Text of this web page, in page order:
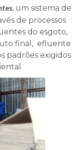
, um sistema de
de processos
do esgoto,
final, efluente
padrões exigidos